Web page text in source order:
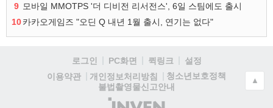
9 모바일 MMOTPS '더 디비전 리서전스', 6일 스팀에도 출시
10카카오게임즈 "오딘 Q 내년 1월 출시, 연기는 없다"
로그인 PC화면 퀵링크
설정
이용약관
개인정보처리방침
청소년보호정책
불법촬영물신고안내
(주)
▲